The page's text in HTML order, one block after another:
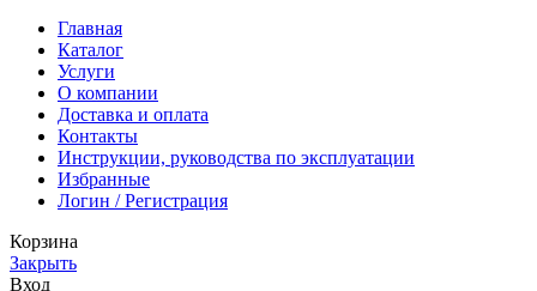
Главная
Каталог
Услуги
О компании
Доставка и оплата
Контакты
Инструкции, руководства по эксплуатации
Избранные
Логин / Регистрация
Корзина
Закрыть
Вход